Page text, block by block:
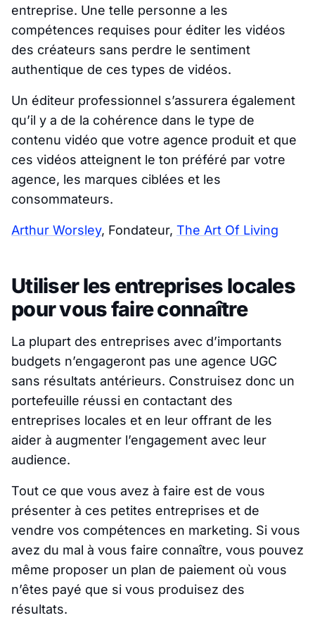
entreprise. Une telle personne a les
compétences requises pour éditer les vidéos
des créateurs sans perdre le sentiment
authentique de ces types de vidéos.
Un éditeur professionnel s’assurera également
qu’il y a de la cohérence dans le type de
contenu vidéo que votre agence produit et que
ces vidéos atteignent le ton préféré par votre
agence, les marques ciblées et les
consommateurs.
Arthur Worsley, Fondateur, The Art Of Living
Utiliser les entreprises locales
pour vous faire connaître
La plupart des entreprises avec d’importants
budgets n’engageront pas une agence UGC
sans résultats antérieurs. Construisez donc un
portefeuille réussi en contactant des
entreprises locales et en leur offrant de les
aider à augmenter l’engagement avec leur
audience.
Tout ce que vous avez à faire est de vous
présenter à ces petites entreprises et de
vendre vos compétences en marketing. Si vous
avez du mal à vous faire connaître, vous pouvez
même proposer un plan de paiement où vous
n’êtes payé que si vous produisez des
résultats.